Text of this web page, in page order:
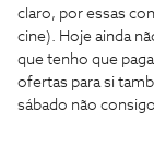
claro, por essas
cine). Hoje ainda
que tenho que
ofertas para si
sábado não